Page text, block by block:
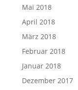
Mai 2018
April 2018
März 2018
Februar 2018
Januar 2018
Dezember 2017